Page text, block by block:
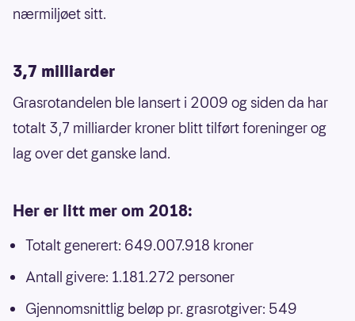
nærmiljøet sitt.
3,7 milliarder
Grasrotandelen ble lansert i 2009 og siden da har
totalt 3,7 milliarder kroner blitt tilført foreninger og
lag over det ganske land.
Her er litt mer om 2018:
Totalt generert: 649.007.918 kroner
Antall givere: 1.181.272 personer
Gjennomsnittlig beløp pr. grasrotgiver: 549